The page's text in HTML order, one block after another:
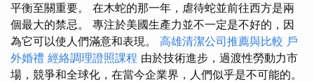
平衡至關重要。 在木蛇的那一年，虐待蛇並前往西方是兩
個最大的禁忌。 專注於美國生產力並不一定是不好的，因
為它可以使人們滿意和表現。 高雄清潔公司推薦與比較 戶
外婚禮 經絡調理證照課程 由於技術進步，過渡性勞動力市
場，競爭和全球化，在當今企業界，人們似乎是不可能的。